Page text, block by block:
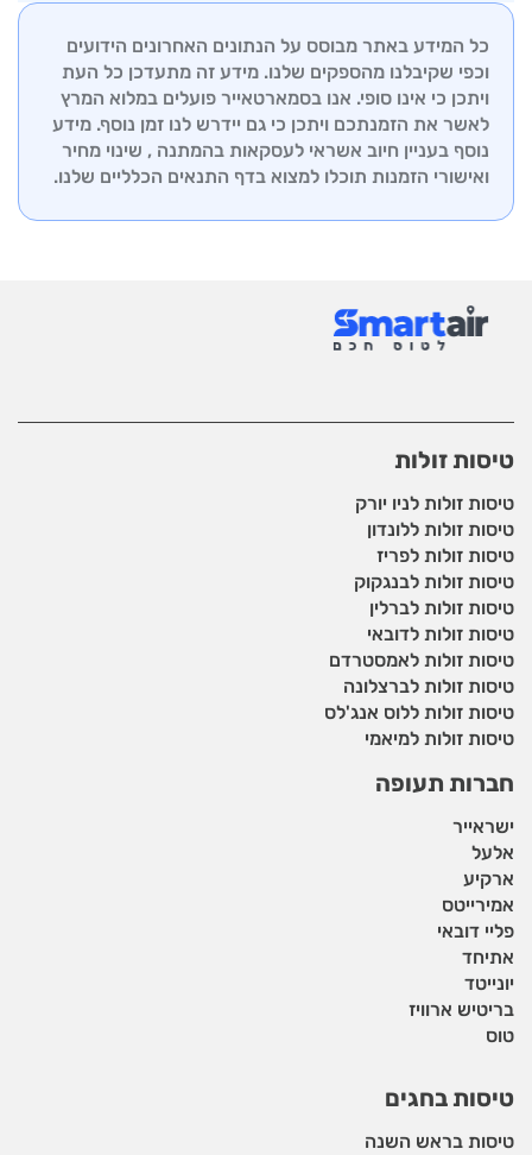
ההזמנה.
לצוץ, החל מבדיקת סטטוס טיסה ועד לשינויים ברגע
האחרון. אנו שואפים להבטיח לכם חווית טיסה חלקה
ורגועה, לכל יעד שתבחרו.
כל המידע באתר מבוסס על הנתונים האחרונים הידועים
וכפי שקיבלנו מהספקים שלנו. מידע זה מתעדכן כל העת
ויתכן כי אינו סופי. אנו בסמארטאייר פועלים במלוא המרץ
לאשר את הזמנתכם ויתכן כי גם יידרש לנו זמן נוסף. מידע
נוסף בעניין חיוב אשראי לעסקאות בהמתנה , שינוי מחיר
ואישורי הזמנות תוכלו למצוא בדף התנאים הכלליים שלנו.
טיסות זולות
טיסות זולות לניו יורק
טיסות זולות ללונדון
טיסות זולות לפריז
טיסות זולות לבנגקוק
טיסות זולות לברלין
טיסות זולות לדובאי
טיסות זולות לאמסטרדם
טיסות זולות לברצלונה
טיסות זולות ללוס אנג'לס
טיסות זולות למיאמי
חברות תעופה
ישראייר
אלעל
ארקיע
אמירייטס
פליי דובאי
אתיחד
יונייטד
בריטיש ארוויז
טוס
טיסות בחגים
טיסות בראש השנה